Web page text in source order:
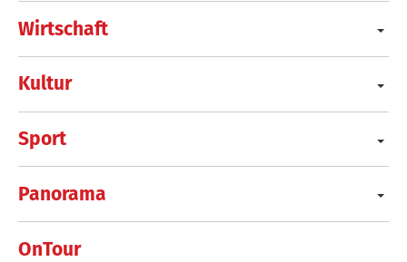
Wirtschaft
Kultur
Sport
Panorama
OnTour